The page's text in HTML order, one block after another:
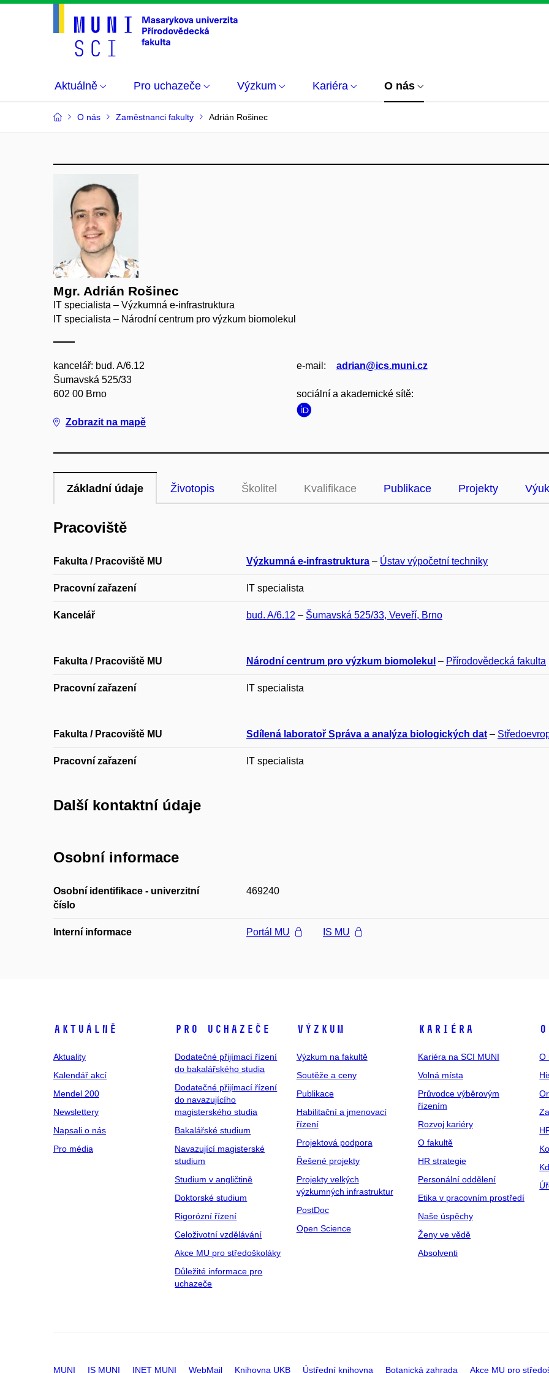
Aktuálně Pro uchazeče Výzkum Kariéra O nás
O nás Zaměstnanci fakulty Adrián Rošinec
Mgr. Adrián Rošinec
IT specialista – Výzkumná e-infrastruktura
IT specialista – Národní centrum pro výzkum biomolekul
kancelář: bud. A/6.12
Šumavská 525/33
602 00 Brno
Zobrazit na mapě
e‑mail: adrian@ics.muni.cz
sociální a akademické sítě:
Základní údaje Životopis Školitel Kvalifikace Publikace Projekty
Pracoviště
Fakulta / Pracoviště MU Výzkumná e-infrastruktura – Ústav výpočetní techniky
Pracovní zařazení IT specialista
Kancelář bud. A/6.12 – Šumavská 525/33, Veveří, Brno
Fakulta / Pracoviště MU Národní centrum pro výzkum biomolekul – Přírodovědecká fakulta
Pracovní zařazení IT specialista
Fakulta / Pracoviště MU Sdílená laboratoř Správa a analýza biologických dat –
Pracovní zařazení IT specialista
Další kontaktní údaje
Osobní informace
Osobní identifikace - univerzitní
číslo
469240
Interní informace Portál MU IS MU
Aktuálně
Aktuality
Kalendář akcí
Mendel 200
Newslettery
Napsali o nás
Pro média
Pro uchazeče
Dodatečné přijímací řízení
do bakalářského studia
Dodatečné přijímací řízení
do navazujícího
magisterského studia
Bakalářské studium
Navazující magisterské
studium
Studium v angličtině
Doktorské studium
Rigorózní řízení
Celoživotní vzdělávání
Akce MU pro středoškoláky
Důležité informace pro
uchazeče
Výzkum
Výzkum na fakultě
Soutěže a ceny
Publikace
Habilitační a jmenovací
řízení
Projektová podpora
Řešené projekty
Projekty velkých
výzkumných infrastruktur
PostDoc
Open Science
Kariéra
Kariéra na SCI MUNI
Volná místa
Průvodce výběrovým
řízením
Rozvoj kariéry
O fakultě
HR strategie
Personální oddělení
Etika v pracovním prostředí
Naše úspěchy
Ženy ve vědě
Absolventi
O
MUNI IS MUNI INET MUNI WebMail Knihovna UKB Ústřední knihovna Botanická zahrada Akce MU pro